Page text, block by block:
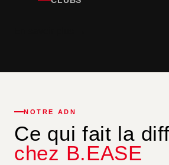
NOTRE ADN
Ce qui fait la
chez B.EASE